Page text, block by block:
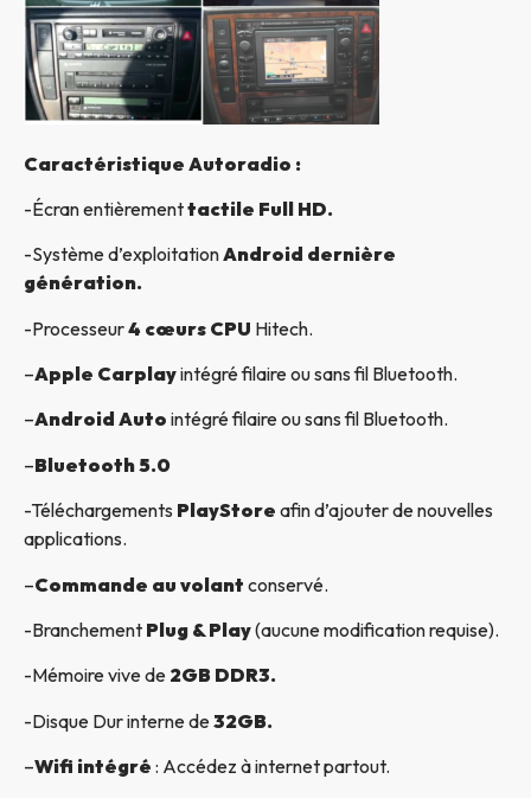
Caractéristique Autoradio :
-Écran entièrementtactile Full HD.
-Système d’exploitationAndroid dernière
génération.
-Processeur4 cœurs CPU Hitech.
–Apple Carplayintégré filaire ou sans fil Bluetooth.
–Android Auto intégré filaire ou sans fil Bluetooth.
–Bluetooth 5.0
-Téléchargements PlayStore afin d’ajouter de nouvelles
applications.
–Commande au volant conservé.
-Branchement Plug & Play(aucune modification requise).
-Mémoire vive de 2GB DDR3.
-Disque Dur interne de32GB.
–Wifi intégré : Accédez à internet partout.